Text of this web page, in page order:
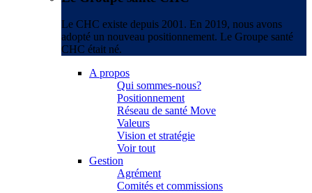
Le CHC existe depuis 2001. En 2019, nous avons
adopté un nouveau positionnement. Le Groupe santé
CHC était né.
A propos
Qui sommes-nous?
Positionnement
Réseau de santé Move
Valeurs
Vision et stratégie
Voir tout
Gestion
Agrément
Comités et commissions